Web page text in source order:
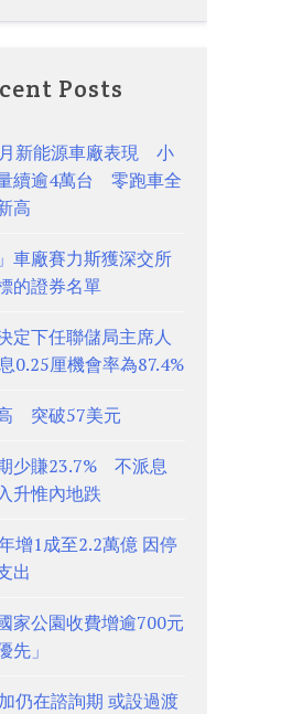
Posts
新能源車廠表現 小
續逾4萬台 零跑車全
高
車廠賽力斯獲深交所
的證券名單
定下任聯儲局主席人
厘機會率為87.4%
突破57美元
少賺23.7% 不派息
升惟內地跌
增1成至2.2萬億 因停
出
家公園收費增逾700元
先」
仍在諮詢期 或設過渡